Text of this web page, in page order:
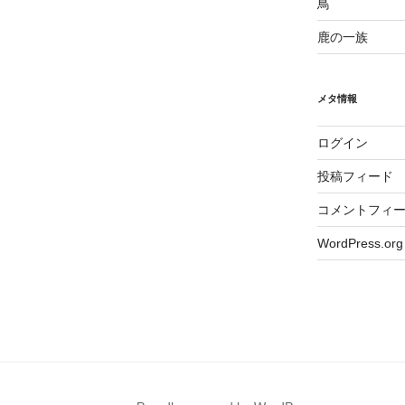
鳥
鹿の一族
メタ情報
ログイン
投稿フィード
コメントフィ
WordPress.org